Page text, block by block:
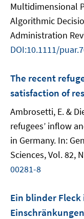
Multidimensional
Algorithmic
Administration
DOI:10.1111/
The recent
satisfaction of
Ambrosetti, E. &
refugees’ inflow
in Germany. In:
Sciences, Vol. 82,
00281-8
Ein blinder